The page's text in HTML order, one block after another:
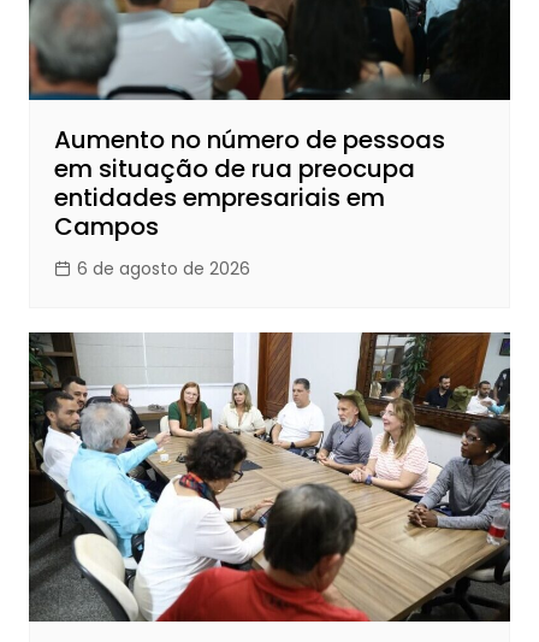
Aumento no número de pessoas
em situação de rua preocupa
entidades empresariais em
Campos
6 de agosto de 2026